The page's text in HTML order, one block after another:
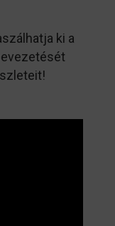
ki a